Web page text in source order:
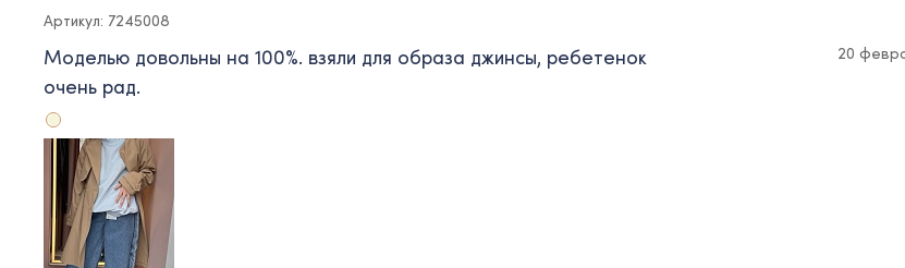
Артикул: 7245008
Моделью довольны на 100%. взяли для образа джинсы, ребетенок
очень рад.
20